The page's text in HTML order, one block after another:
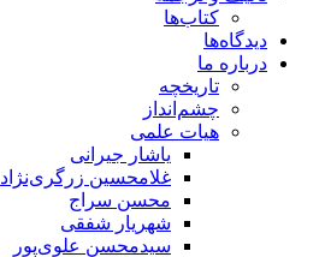
کتاب‌ها
دیدگاه‌ها
درباره ما
تاریخچه
چشم‌انداز
هیات علمی
یاشار جیرانی
غلامحسین زرگری‌نژاد
محسن سراج
شهریار شفقی
سیدمحسن علوی‌پور